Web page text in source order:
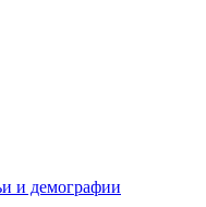
и демографии